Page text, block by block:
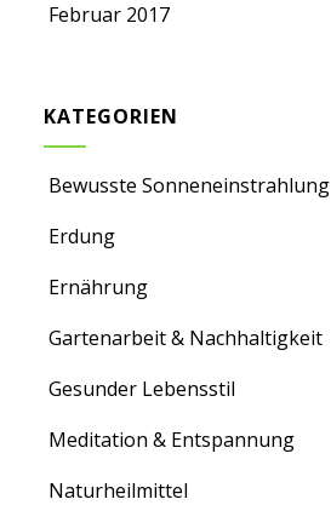
Februar 2017
KATEGORIEN
Bewusste Sonneneinstrahlung
Erdung
Ernährung
Gartenarbeit & Nachhaltigkeit
Gesunder Lebensstil
Meditation & Entspannung
Naturheilmittel